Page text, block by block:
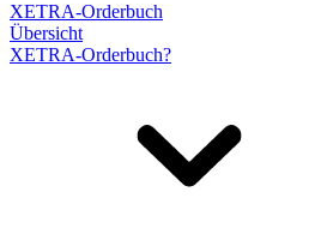
XETRA-Orderbuch
Übersicht
XETRA-Orderbuch?